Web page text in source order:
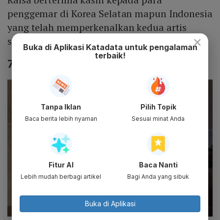
penggemar di Korea Selatan mapun Indonesia
yang telah memperkenalkan kedua artis
sehingga bisa rilis lagu bersama.
7. Karya Sam Kim
×
Buka di Aplikasi Katadata untuk pengalaman
terbaik!
Tanpa Iklan
Baca berita lebih nyaman
Pilih Topik
Sesuai minat Anda
Fitur AI
Lebih mudah berbagi artikel
Baca Nanti
Bagi Anda yang sibuk
Buka di Aplikasi